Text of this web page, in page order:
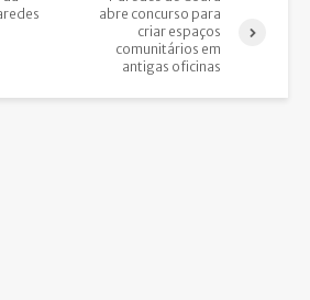
abre concurso para
criar espaços
comunitários em
antigas oficinas